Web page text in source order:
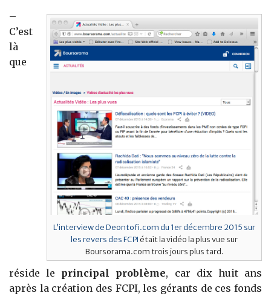
L’interview de Deontofi.com du 1er décembre 2015 sur
les revers des FCPI était la vidéo la plus vue sur
Boursorama.com trois jours plus tard.
–
C’est
là
que
réside le principal problème, car dix huit ans
après la création des FCPI, les gérants de ces fonds